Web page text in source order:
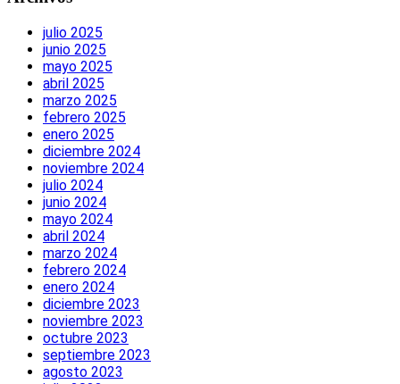
julio 2025
junio 2025
mayo 2025
abril 2025
marzo 2025
febrero 2025
enero 2025
diciembre 2024
noviembre 2024
julio 2024
junio 2024
mayo 2024
abril 2024
marzo 2024
febrero 2024
enero 2024
diciembre 2023
noviembre 2023
octubre 2023
septiembre 2023
agosto 2023